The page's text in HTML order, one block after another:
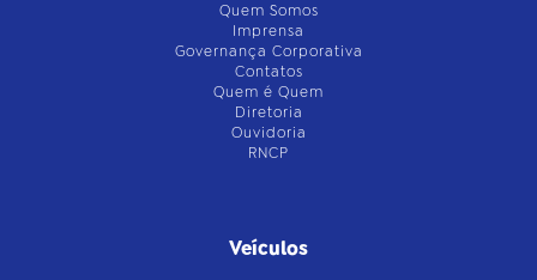
Quem Somos
Imprensa
Governança Corporativa
Contatos
Quem é Quem
Diretoria
Ouvidoria
RNCP
Veículos